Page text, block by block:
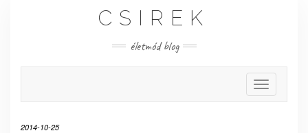
CSIREK
életmód blog
Toggle
2014-10-25